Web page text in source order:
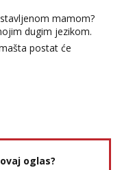
mamom?
dugim jezikom.
postat će
oglas?